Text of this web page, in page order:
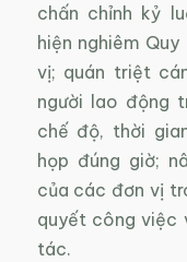
chấn chỉnh kỷ
hiện nghiêm
vị; quán triệt
người lao động
chế độ, thời
họp đúng giờ;
của các đơn vị
quyết công việc
tác.